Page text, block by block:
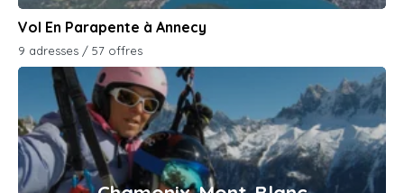
Vol En Parapente à Annecy
9 adresses / 57 offres